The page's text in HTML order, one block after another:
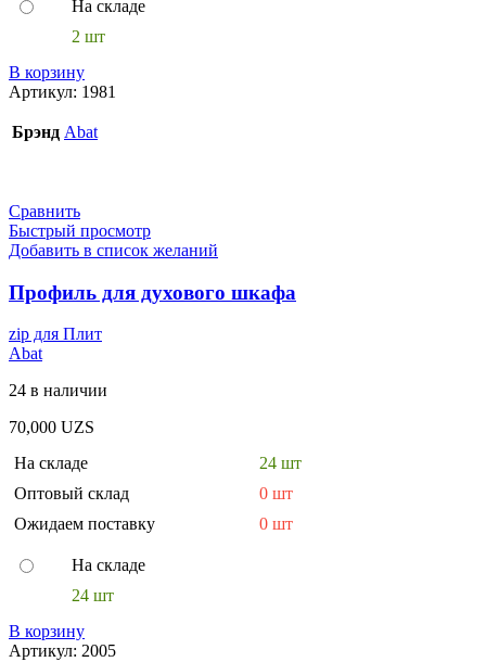
На складе
2 шт
В корзину
Артикул: 1981
Брэнд Abat
Сравнить
Быстрый просмотр
Добавить в список желаний
Профиль для духового шкафа
zip для Плит
Abat
24 в наличии
70,000 UZS
На складе
24 шт
Оптовый склад
0 шт
Ожидаем поставку
0 шт
На складе
24 шт
В корзину
Артикул: 2005